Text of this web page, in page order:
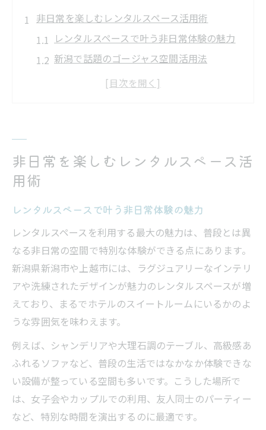
非日常を楽しむレンタルスペース活用術
レンタルスペースで叶う非日常体験の魅力
新潟で話題のゴージャス空間活用法
レンタルスペース選びのポイントとコツ
ゴージャスな空間で叶う特別な体験
新潟のレンタルスペースで映える演出を
インスタ映えするレンタルスペース活用法
カップルや女子会におすすめな選び方
撮影やコスプレに最適な新潟の選び方
新潟で選ぶ撮影向けレンタルスペース
コスプレ撮影にぴったりな空間の条件
かわいいスタジオ風レンタルスペース活用
個室で叶えるプライベートな撮影体験
映えるインテリアのレンタルスペース特集
個室や少人数なら上越市もおすすめ
上越のレンタルスペース個室活用術
非日常を楽しむレンタルスペース活
用術
レンタルスペースで叶う非日常体験の魅力
レンタルスペースを利用する最大の魅力は、普段とは異
なる非日常の空間で特別な体験ができる点にあります。
新潟県新潟市や上越市には、ラグジュアリーなインテリ
アや洗練されたデザインが魅力のレンタルスペースが増
えており、まるでホテルのスイートルームにいるかのよ
うな雰囲気を味わえます。
例えば、シャンデリアや大理石調のテーブル、高級感あ
ふれるソファなど、普段の生活ではなかなか体験できな
い設備が整っている空間も多いです。こうした場所で
は、女子会やカップルでの利用、友人同士のパーティー
など、特別な時間を演出するのに最適です。